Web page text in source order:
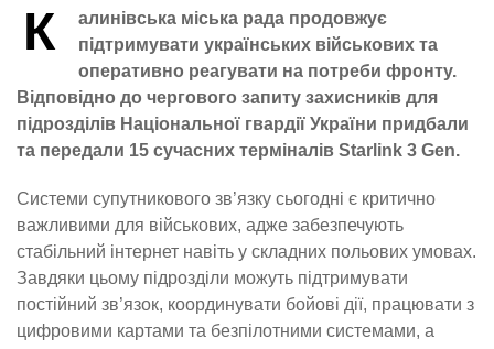
К
алинівська міська рада продовжує
підтримувати українських військових та
оперативно реагувати на потреби фронту.
Відповідно до чергового запиту захисників для
підрозділів Національної гвардії України придбали
та передали 15 сучасних терміналів Starlink 3 Gen.
Системи супутникового зв’язку сьогодні є критично
важливими для військових, адже забезпечують
стабільний інтернет навіть у складних польових умовах.
Завдяки цьому підрозділи можуть підтримувати
постійний зв’язок, координувати бойові дії, працювати з
цифровими картами та безпілотними системами, а